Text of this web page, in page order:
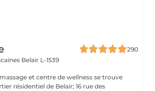
290
Belair L-1539
et centre de wellness se trouve
résidentiel de Belair; 16 rue des